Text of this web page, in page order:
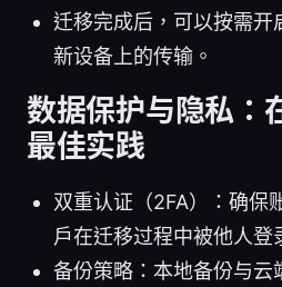
迁移完成后，可以按需开
新设备上的传输。
数据保护与隐私：
最佳实践
双重认证（2FA）：确保
户在迁移过程中被他人登
备份策略：本地备份与云